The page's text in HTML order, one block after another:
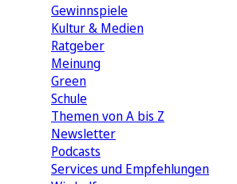
Gewinnspiele
Kultur & Medien
Ratgeber
Meinung
Green
Schule
Themen von A bis Z
Newsletter
Podcasts
Services und Empfehlungen